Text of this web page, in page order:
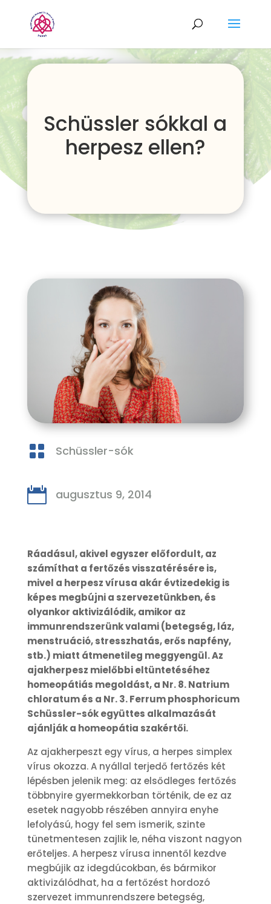
Schüssler sókkal a
herpesz ellen?
 Schüssler-sók
 augusztus 9, 2014
Ráadásul, akivel egyszer előfordult, az
számíthat a fertőzés visszatérésére is,
mivel a herpesz vírusa akár évtizedekig is
képes megbújni a szervezetünkben, és
olyankor aktivizálódik, amikor az
immunrendszerünk valami (betegség, láz,
menstruáció, stresszhatás, erős napfény,
stb.) miatt átmenetileg meggyengül. Az
ajakherpesz mielőbbi eltüntetéséhez
homeopátiás megoldást, a Nr. 8. Natrium
chloratum és a Nr. 3. Ferrum phosphoricum
Schüssler-sók együttes alkalmazását
ajánlják a homeopátia szakértői.
Az ajakherpeszt egy vírus, a herpes simplex
vírus okozza. A nyállal terjedő fertőzés két
lépésben jelenik meg: az elsődleges fertőzés
többnyire gyermekkorban történik, de ez az
esetek nagyobb részében annyira enyhe
lefolyású, hogy fel sem ismerik, szinte
tünetmentesen zajlik le, néha viszont nagyon
erőteljes. A herpesz vírusa innentől kezdve
megbújik az idegdúcokban, és bármikor
aktivizálódhat, ha a fertőzést hordozó
szervezet immunrendszere betegség,